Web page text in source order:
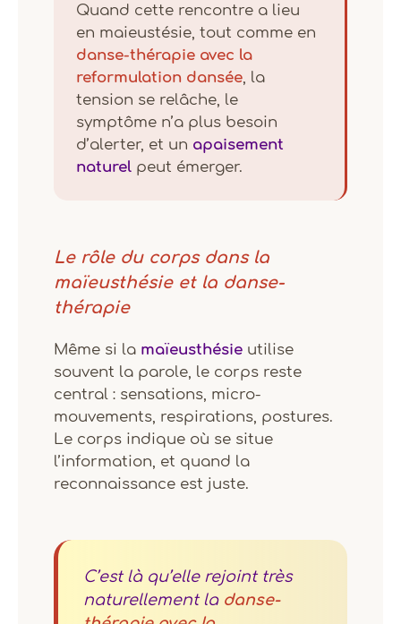
Quand cette rencontre a lieu
en maieustésie, tout comme en
danse-thérapie avec la
reformulation dansée, la
tension se relâche, le
symptôme n’a plus besoin
d’alerter, et un apaisement
naturel peut émerger.
Le rôle du corps dans la
maïeusthésie et la danse-
thérapie
Même si la maïeusthésie utilise
souvent la parole, le corps reste
central : sensations, micro-
mouvements, respirations, postures.
Le corps indique où se situe
l’information, et quand la
reconnaissance est juste.
C’est là qu’elle rejoint très
naturellement la danse-